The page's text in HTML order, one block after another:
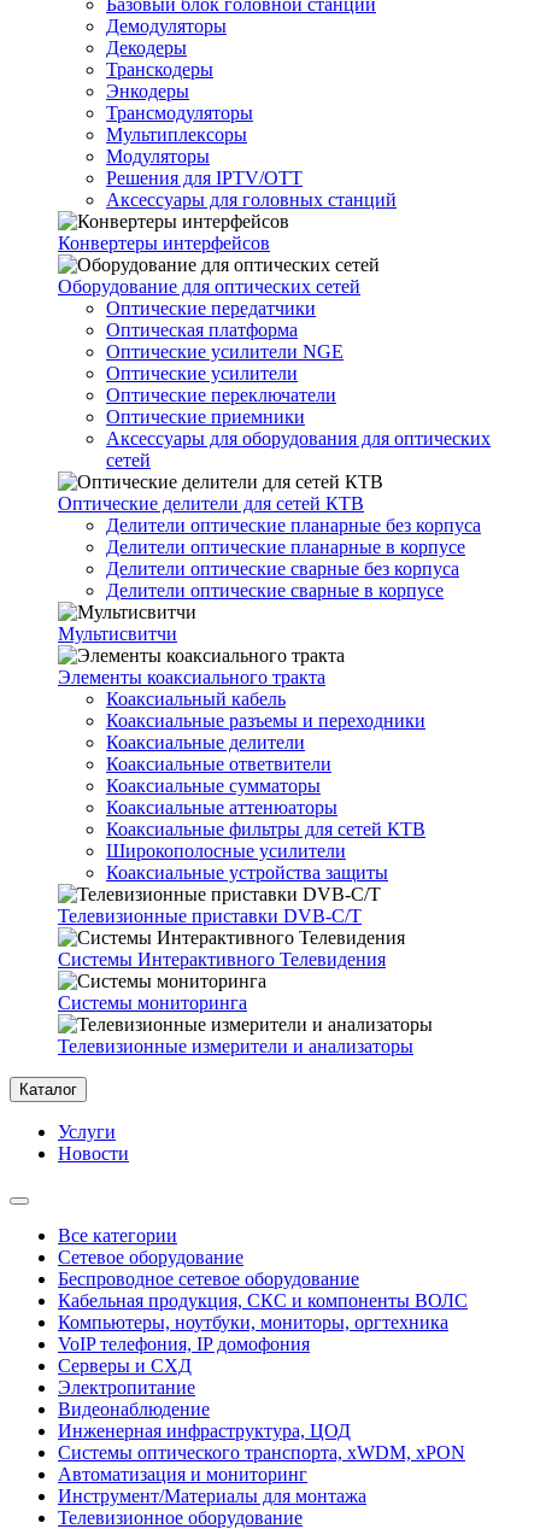
Базовый блок головной станции
Демодуляторы
Декодеры
Транскодеры
Энкодеры
Трансмодуляторы
Мультиплексоры
Модуляторы
Решения для IPTV/OTT
Аксессуары для головных станций
Конвертеры интерфейсов
Оборудование для оптических сетей
Оптические передатчики
Оптическая платформа
Оптические усилители NGE
Оптические усилители
Оптические переключатели
Оптические приемники
Аксессуары для оборудования для оптических
сетей
Оптические делители для сетей КТВ
Делители оптические планарные без корпуса
Делители оптические планарные в корпусе
Делители оптические сварные без корпуса
Делители оптические сварные в корпусе
Мультисвитчи
Элементы коаксиального тракта
Коаксиальный кабель
Коаксиальные разъемы и переходники
Коаксиальные делители
Коаксиальные ответвители
Коаксиальные сумматоры
Коаксиальные аттенюаторы
Коаксиальные фильтры для сетей КТВ
Широкополосные усилители
Коаксиальные устройства защиты
Телевизионные приставки DVB-C/T
Системы Интерактивного Телевидения
Системы мониторинга
Телевизионные измерители и анализаторы
Каталог
Услуги
Новости
Все категории
Сетевое оборудование
Беспроводное сетевое оборудование
Кабельная продукция, СКС и компоненты ВОЛС
Компьютеры, ноутбуки, мониторы, оргтехника
VoIP телефония, IP домофония
Серверы и СХД
Электропитание
Видеонаблюдение
Инженерная инфраструктура, ЦОД
Системы оптического транспорта, xWDM, xPON
Автоматизация и мониторинг
Инструмент/Материалы для монтажа
Телевизионное оборудование